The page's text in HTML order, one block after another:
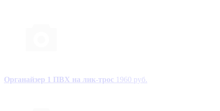
Органайзер 1 ПВХ на лик-трос 1960 руб.